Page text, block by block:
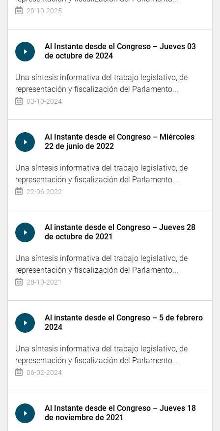
20-10-2025
Al Instante desde el Congreso – Jueves 03
de octubre de 2024
Una síntesis informativa del trabajo legislativo, de
representación y fiscalización del Parlamento...
03-10-2024
Al Instante desde el Congreso – Miércoles
22 de junio de 2022
Una síntesis informativa del trabajo legislativo, de
representación y fiscalización del Parlamento...
22-06-2022
Al instante desde el Congreso – Jueves 28
de octubre de 2021
Una síntesis informativa del trabajo legislativo, de
representación y fiscalización del Parlamento...
28-10-2021
Al instante desde el Congreso – 5 de febrero
2024
Una síntesis informativa del trabajo legislativo, de
representación y fiscalización del Parlamento...
06-02-2024
Al Instante desde el Congreso – Jueves 18
de noviembre de 2021